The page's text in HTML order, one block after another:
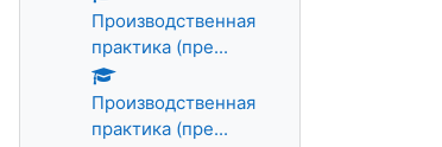
Производственная
практика (пре...
Производственная
практика (пре...